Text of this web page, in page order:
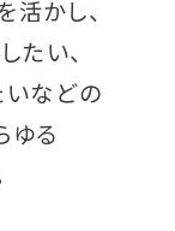
かし、
たい、
いなどの
ゆる